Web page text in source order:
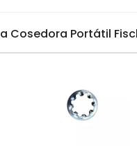
Cosedora Portátil